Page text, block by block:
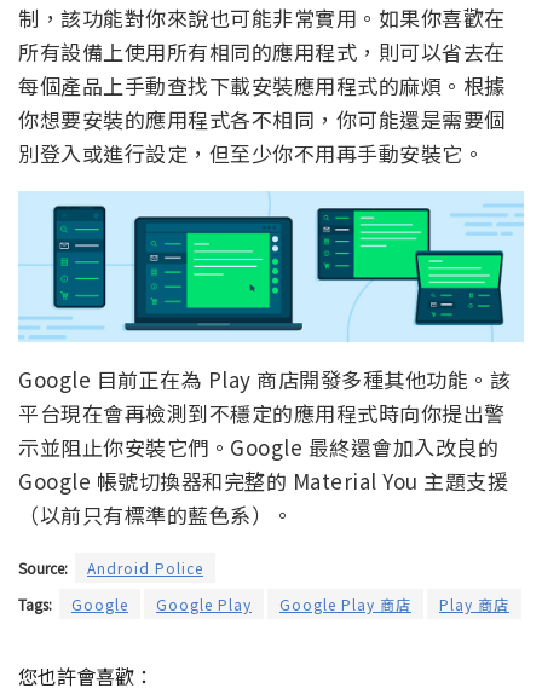
制，該功能對你來說也可能非常實用。如果你喜歡在
所有設備上使用所有相同的應用程式，則可以省去在
每個產品上手動查找下載安裝應用程式的麻煩。根據
你想要安裝的應用程式各不相同，你可能還是需要個
別登入或進行設定，但至少你不用再手動安裝它。
Google 目前正在為 Play 商店開發多種其他功能。該
平台現在會再檢測到不穩定的應用程式時向你提出警
示並阻止你安裝它們。Google 最終還會加入改良的
Google 帳號切換器和完整的 Material You 主題支援
（以前只有標準的藍色系）。
Source:
Android Police
Tags:
Google Google Play Google Play 商店 Play 商店
您也許會喜歡：